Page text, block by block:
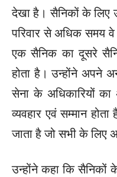
देखा है। सैनिकों के लिए
परिवार से अधिक समय
एक सैनिक का दूसरे
होता है। उन्होंने अपने
सेना के अधिकारियों
व्यवहार एवं सम्मान
जाता है जो सभी के लिए
उन्होंने कहा कि सैनिकों